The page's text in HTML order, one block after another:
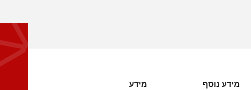
מידע נוסף מידע